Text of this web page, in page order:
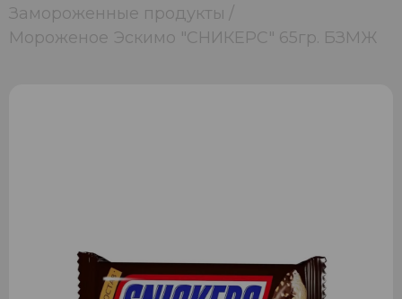
Замороженные продукты
Мороженое Эскимо "СНИКЕРС" 65гр. БЗМЖ